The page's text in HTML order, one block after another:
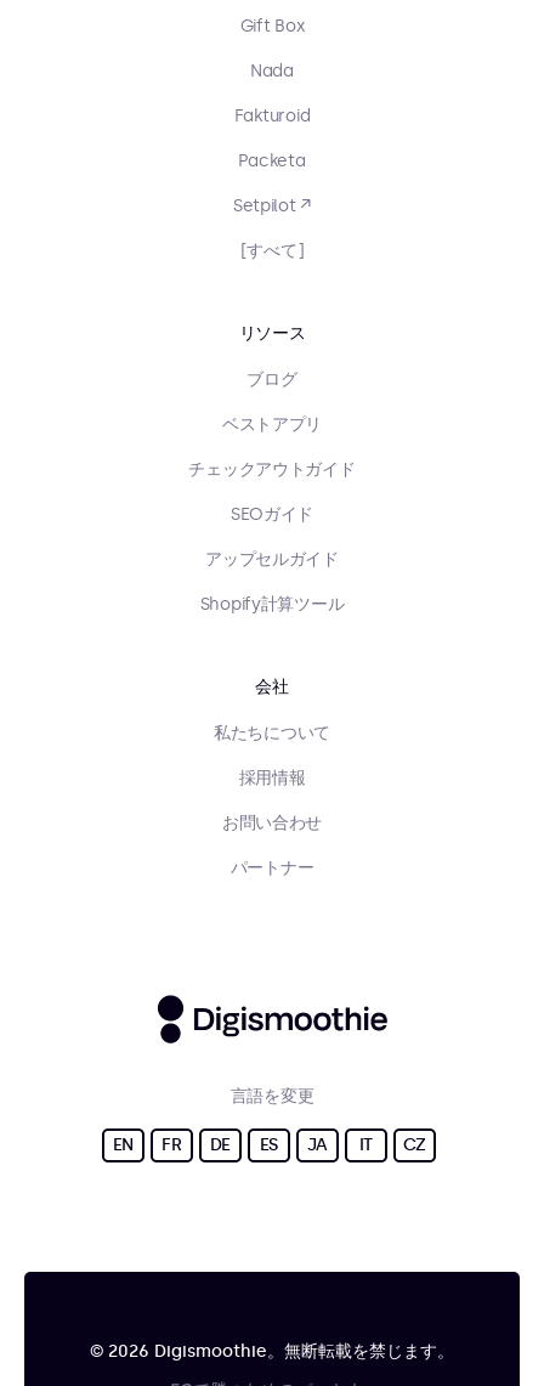
Gift Box
Nada
Fakturoid
Packeta
Setpilot ↗
[すべて]
リソース
ブログ
ベストアプリ
チェックアウトガイド
SEOガイド
アップセルガイド
Shopify計算ツール
会社
私たちについて
採用情報
お問い合わせ
パートナー
言語を変更
EN FR DE ES JA IT CZ
© 2026 Digismoothie。無断転載を禁じます。